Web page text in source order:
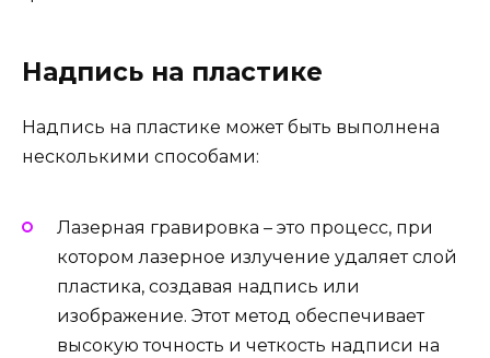
Надпись на пластике
Надпись на пластике может быть выполнена
несколькими способами:
Лазерная гравировка – это процесс, при
котором лазерное излучение удаляет слой
пластика, создавая надпись или
изображение. Этот метод обеспечивает
высокую точность и четкость надписи на